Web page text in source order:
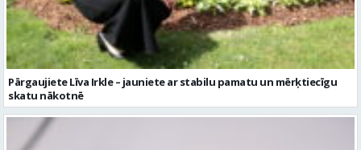
Pārgaujiete Līva Irkle – jauniete ar stabilu pamatu un mērķtiecīgu
skatu nākotnē